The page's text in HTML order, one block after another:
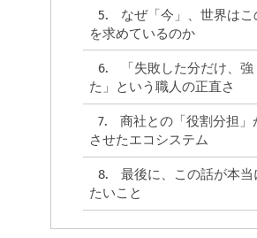
5.
なぜ「今」、世界はこ
を求めているのか
6.
「失敗した分だけ、強
た」という職人の正直さ
7.
商社との「役割分担」
させたエコシステム
8.
最後に、この話が本当
たいこと